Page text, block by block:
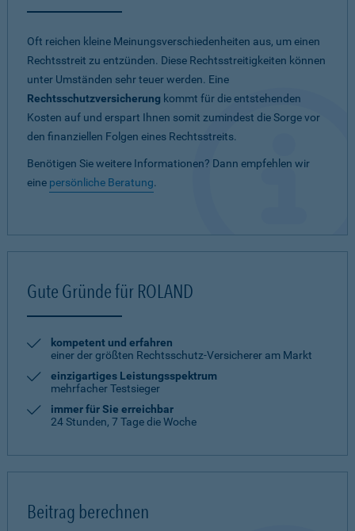
Oft reichen kleine Meinungsverschiedenheiten aus, um einen
Rechtsstreit zu entzünden. Diese Rechtsstreitigkeiten können
unter Umständen sehr teuer werden. Eine
Rechtsschutzversicherung kommt für die entstehenden
Kosten auf und erspart Ihnen somit zumindest die Sorge vor
den finanziellen Folgen eines Rechtsstreits.
Benötigen Sie weitere Informationen? Dann empfehlen wir
eine persönliche Beratung.
Gute Gründe für ROLAND
kompetent und erfahren
einer der größten Rechtsschutz-Versicherer am Markt
einzigartiges Leistungsspektrum
mehrfacher Testsieger
immer für Sie erreichbar
24 Stunden, 7 Tage die Woche
Beitrag berechnen